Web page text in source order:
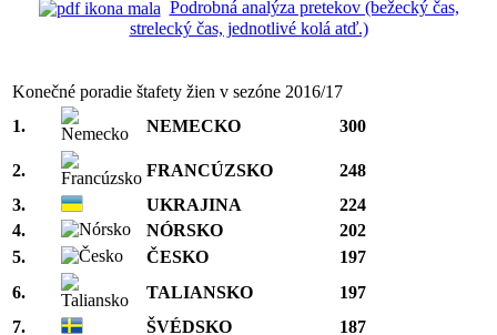
Podrobná analýza pretekov (bežecký čas,
strelecký čas, jednotlivé kolá atď.)
Konečné poradie štafety žien v sezóne 2016/17
1.
NEMECKO 300
2. FRANCÚZSKO
248
3.
UKRAJINA
224
4.
NÓRSKO
202
5.
ČESKO
197
6.
TALIANSKO
197
7.
ŠVÉDSKO
187